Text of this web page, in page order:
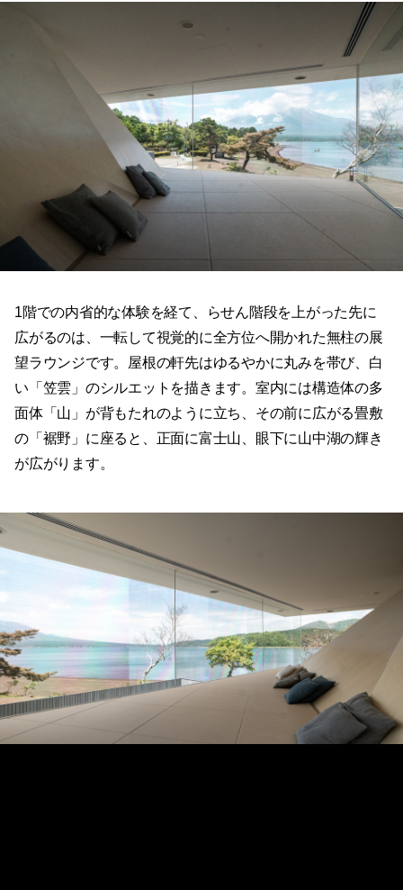
1階での内省的な体験を経て、らせん階段を上がった先に
広がるのは、一転して視覚的に全方位へ開かれた無柱の展
望ラウンジです。屋根の軒先はゆるやかに丸みを帯び、白
い「笠雲」のシルエットを描きます。室内には構造体の多
面体「山」が背もたれのように立ち、その前に広がる畳敷
の「裾野」に座ると、正面に富士山、眼下に山中湖の輝き
が広がります。